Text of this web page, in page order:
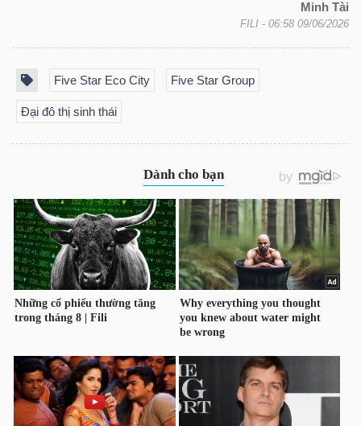
Minh Tài
FILI - 06:58 09/06/2026
Five Star Eco City Five Star Group
Đại đô thị sinh thái
TRUYỀN
TIỆN
ÍCH
BẤT
ĐỘNG
SẢN